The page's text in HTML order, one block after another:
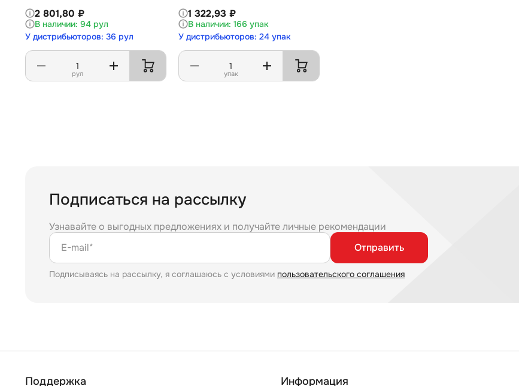
2 801,80 ₽
94 рул
У дистрибьюторов: 36 рул
рул
1 322,93 ₽
166 упак
У дистрибьюторов: 24 упак
упак
Подписаться на рассылку
Узнавайте о выгодных предложениях и получайте личные рекомендации
E-mail*
Отправить
Подписываясь на рассылку, я соглашаюсь с условиями пользовательского соглашения
Поддержка Информация